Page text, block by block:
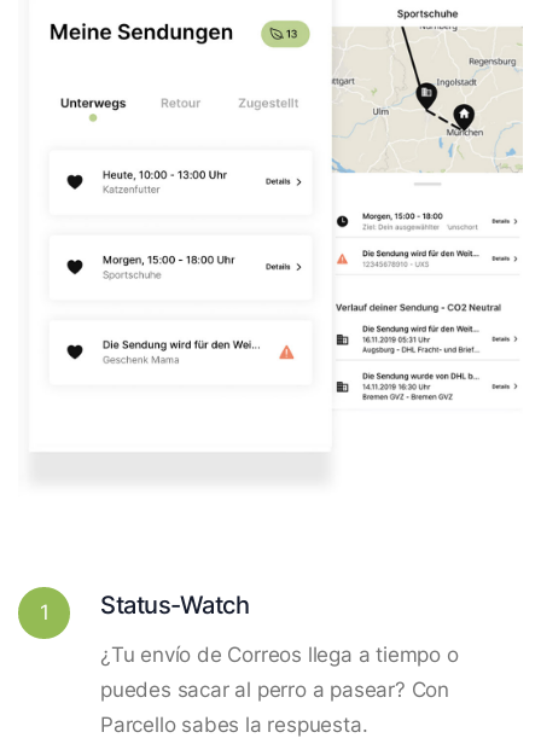
1 Status-Watch
¿Tu envío de Correos llega a tiempo o
puedes sacar al perro a pasear? Con
Parcello sabes la respuesta.